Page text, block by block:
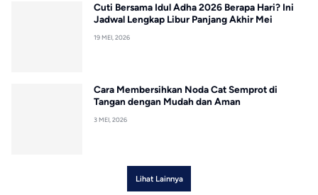
Cuti Bersama Idul Adha 2026 Berapa Hari? Ini
Jadwal Lengkap Libur Panjang Akhir Mei
19 MEI, 2026
Cara Membersihkan Noda Cat Semprot di
Tangan dengan Mudah dan Aman
3 MEI, 2026
Lihat Lainnya